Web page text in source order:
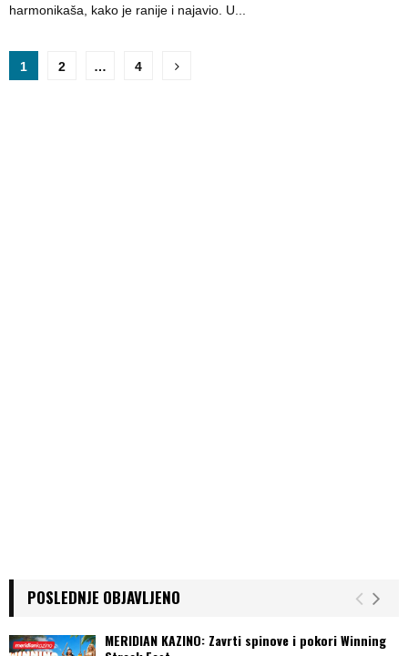
harmonikaša, kako je ranije i najavio. U...
P
1 2 … 4
POSLEDNJE OBJAVLJENO
MERIDIAN KAZINO: Zavrti spinove i pokori Winning